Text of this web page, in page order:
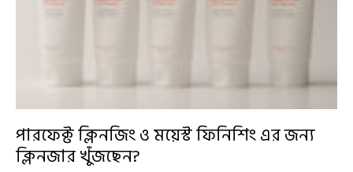
পারফেক্ট ক্লিনজিং ও ময়েস্ট ফিনিশিং এর জন্য
ক্লিনজার খুঁজছেন?